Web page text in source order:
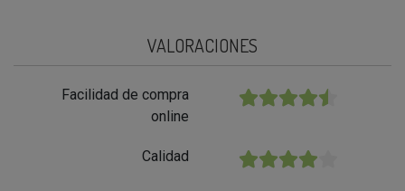
VALORACIONES
Facilidad de compra
online
★★★★★
Calidad ★★★★★